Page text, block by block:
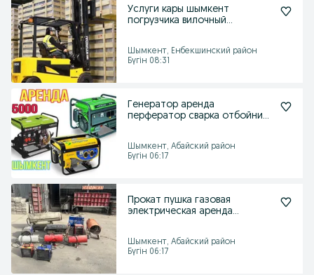
Услуги кары шымкент
погрузчика вилочный
Шымкент, Енбекшинский район
Бүгін 08:31
Генератор аренда
перфератор сварка отбойник
Шымкент, Абайский район
Бүгін 06:17
Прокат пушка газовая
электрическая аренда
Шымкент, Абайский район
Бүгін 06:17